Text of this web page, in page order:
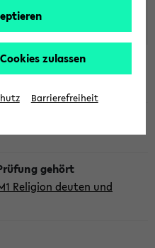
Religion deuten und
zulassen
Barrierefreiheit